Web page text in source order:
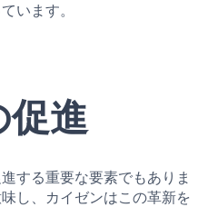
います。
促進
する重要な要素でもありま
し、カイゼンはこの革新を